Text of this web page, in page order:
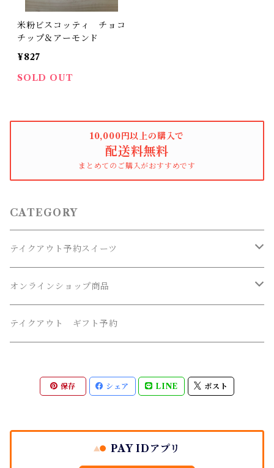
米粉ビスコッティ チョコ
チップ＆アーモンド
¥827
SOLD OUT
10,000円以上の購入で
配送料無料
まとめてのご購入がおすすめです
CATEGORY
テイクアウト予約スイーツ
冷蔵フルーツ杏仁
冷凍 フルーツ葛バー
オンラインショップ商品
米粉ビスコッティ
テイクアウト ギフト予約
保存 シェア LINE ポスト
PAY IDアプリ